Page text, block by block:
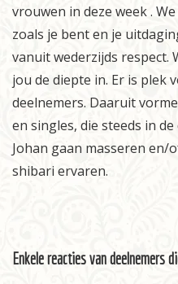
vrouwen in deze week .
zoals je bent en je
vanuit wederzijds respect.
jou de diepte in. Er is plek
deelnemers. Daaruit
en singles, die steeds in
Johan gaan masseren en/
shibari ervaren.
Enkele reacties van deelnemers